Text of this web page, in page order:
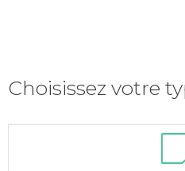
Choisissez votre